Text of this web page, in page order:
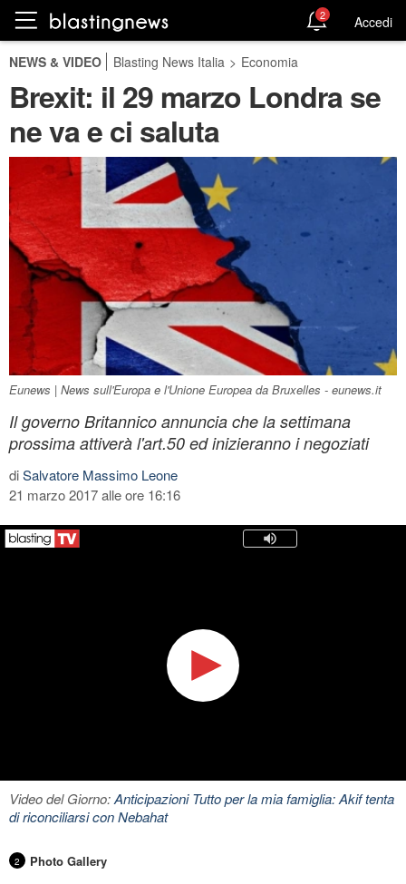
2 Accedi
NEWS & VIDEO Blasting News Italia > Economia
Brexit: il 29 marzo Londra se
ne va e ci saluta
Eunews | News sull'Europa e l'Unione Europea da Bruxelles - eunews.it
Il governo Britannico annuncia che la settimana
prossima attiverà l'art.50 ed inizieranno i negoziati
diSalvatore Massimo Leone
21 marzo 2017 alle ore 16:16
Video del Giorno:Anticipazioni Tutto per la mia famiglia: Akif tenta
di riconciliarsi con Nebahat
2 Photo Gallery